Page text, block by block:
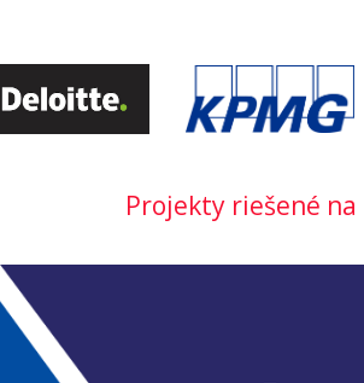
Projekty riešené na